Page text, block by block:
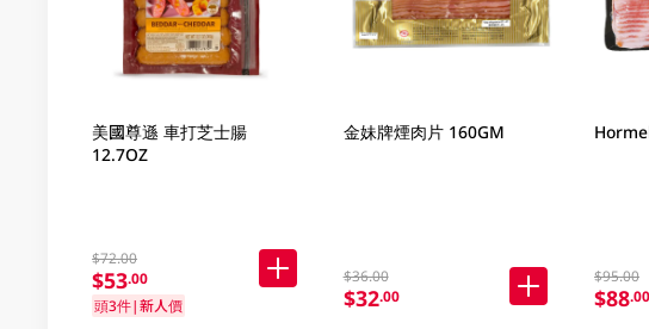
美國尊遜 車打芝士腸
12.7OZ
$72.00
$53.00
頭3件|新人價
金妹牌煙肉片 160GM
$36.00
$32.00
$95.00
$88.00